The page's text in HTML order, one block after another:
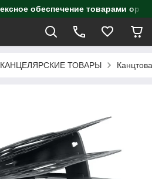
обеспечение товарами
КАНЦЕЛЯРСКИЕ ТОВАРЫ